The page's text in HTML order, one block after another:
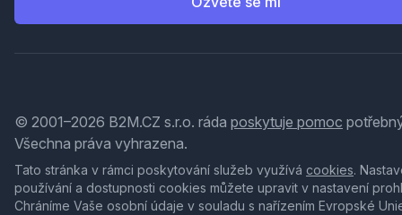
© 2001–2026 B2M.CZ s.r.o. ráda poskytuje pomoc
Všechna práva vyhrazena.
Tato stránka v rámci poskytování služeb využívá cookies.
používání a dostupnosti cookies můžete upravit v nastavení
Chráníme Vaše osobní údaje v souladu s nařízením Evropské